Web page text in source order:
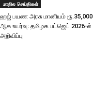
மாநில செய்திகள்
ஹஜ் பயண அரசு மானியம் ரூ.35,000
ஆக உயர்வு: தமிழக பட்ஜெட் 2026-ல்
அறிவிப்பு